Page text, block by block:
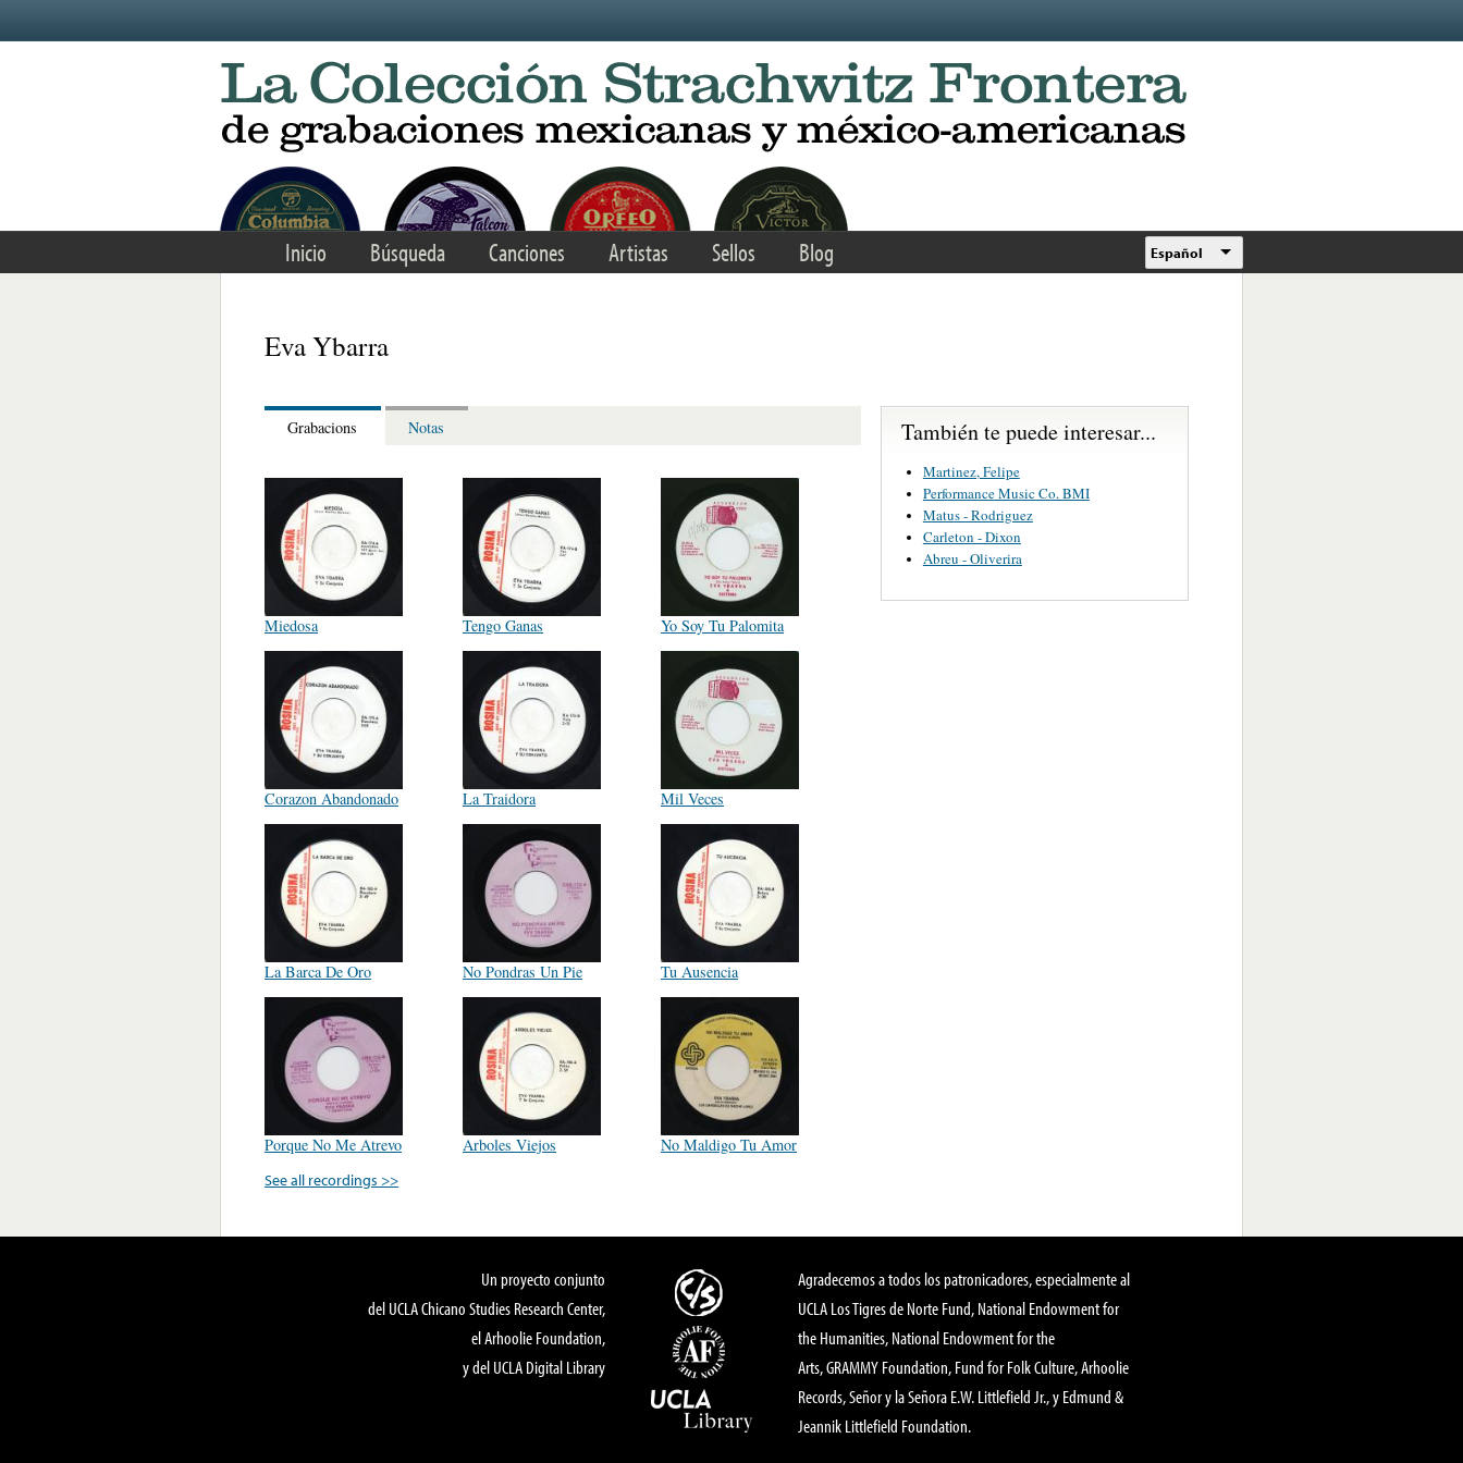
Inicio Búsqueda Canciones Artistas Sellos Blog Español
Eva Ybarra
Grabacions Notas
Miedosa Tengo Ganas Yo Soy Tu Palomita
Corazon Abandonado La Traidora Mil Veces
La Barca De Oro No Pondras Un Pie Tu Ausencia
Porque No Me Atrevo Arboles Viejos
No Maldigo Tu Amor
See all recordings >>
También te puede interesar...
Martinez, Felipe
Performance Music Co. BMI
Matus - Rodriguez
Carleton - Dixon
Abreu - Oliverira
Un proyecto conjunto
del UCLA Chicano Studies Research Center,
el Arhoolie Foundation,
y del UCLA Digital Library
Agradecemos a todos los patronicadores, especialmente al
UCLA Los Tigres de Norte Fund, National Endowment for
the Humanities, National Endowment for the
Arts, GRAMMY Foundation, Fund for Folk Culture, Arhoolie
Records, Señor y la Señora E.W. Littlefield Jr., y Edmund &
Jeannik Littlefield Foundation.